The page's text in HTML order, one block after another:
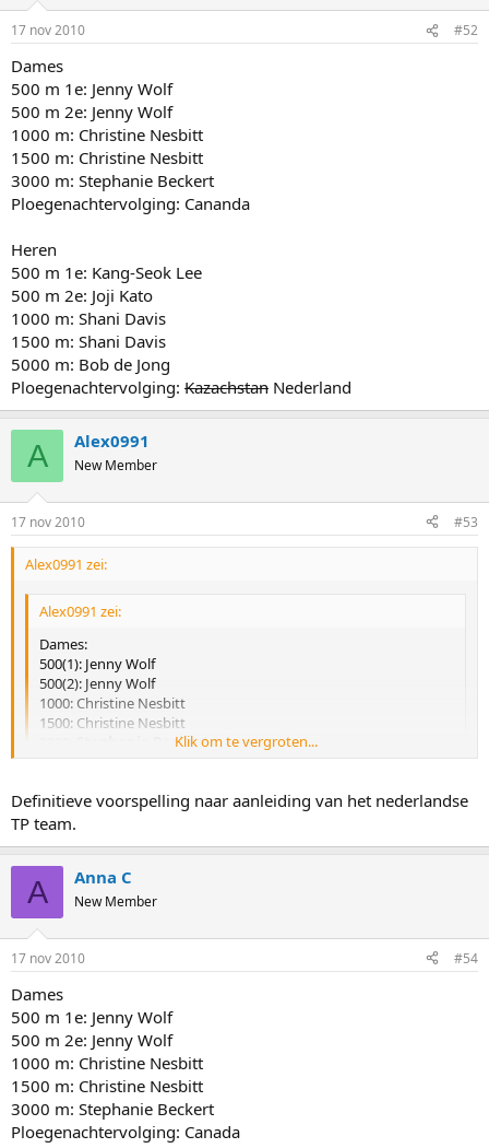
17 nov 2010 #52
Dames
500 m 1e: Jenny Wolf
500 m 2e: Jenny Wolf
1000 m: Christine Nesbitt
1500 m: Christine Nesbitt
3000 m: Stephanie Beckert
Ploegenachtervolging: Cananda
Heren
500 m 1e: Kang-Seok Lee
500 m 2e: Joji Kato
1000 m: Shani Davis
1500 m: Shani Davis
5000 m: Bob de Jong
Ploegenachtervolging: Kazachstan Nederland
A Alex0991
New Member
17 nov 2010 #53
Alex0991 zei:
Alex0991 zei:
Dames:
500(1): Jenny Wolf
500(2): Jenny Wolf
1000: Christine Nesbitt
1500: Christine Nesbitt
Stephanie Beckert
TP: Canada
Heren:
500(1):
1500: S. Davis
5000: B. De Jong
TP:USA
= nieuwe voorspelling
Klik om te vergroten...
Definitieve voorspelling naar aanleiding van het nederlandse
TP team.
A Anna C
New Member
17 nov 2010 #54
Dames
500 m 1e: Jenny Wolf
500 m 2e: Jenny Wolf
1000 m: Christine Nesbitt
1500 m: Christine Nesbitt
3000 m: Stephanie Beckert
Ploegenachtervolging: Canada